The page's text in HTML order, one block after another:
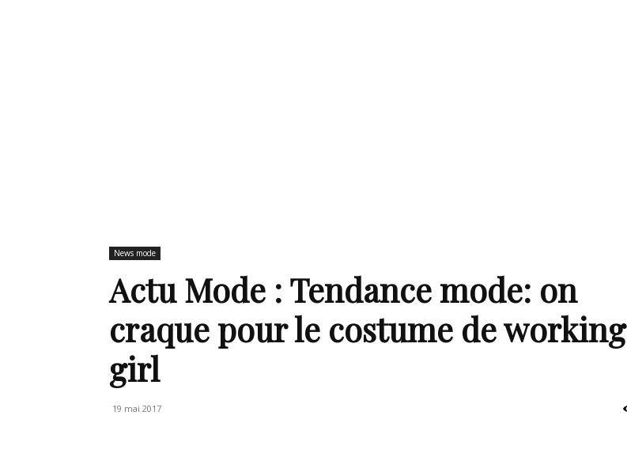
style
News mode
Actu Mode : Tendance mode: on
craque pour le costume de working
girl
19 mai 2017